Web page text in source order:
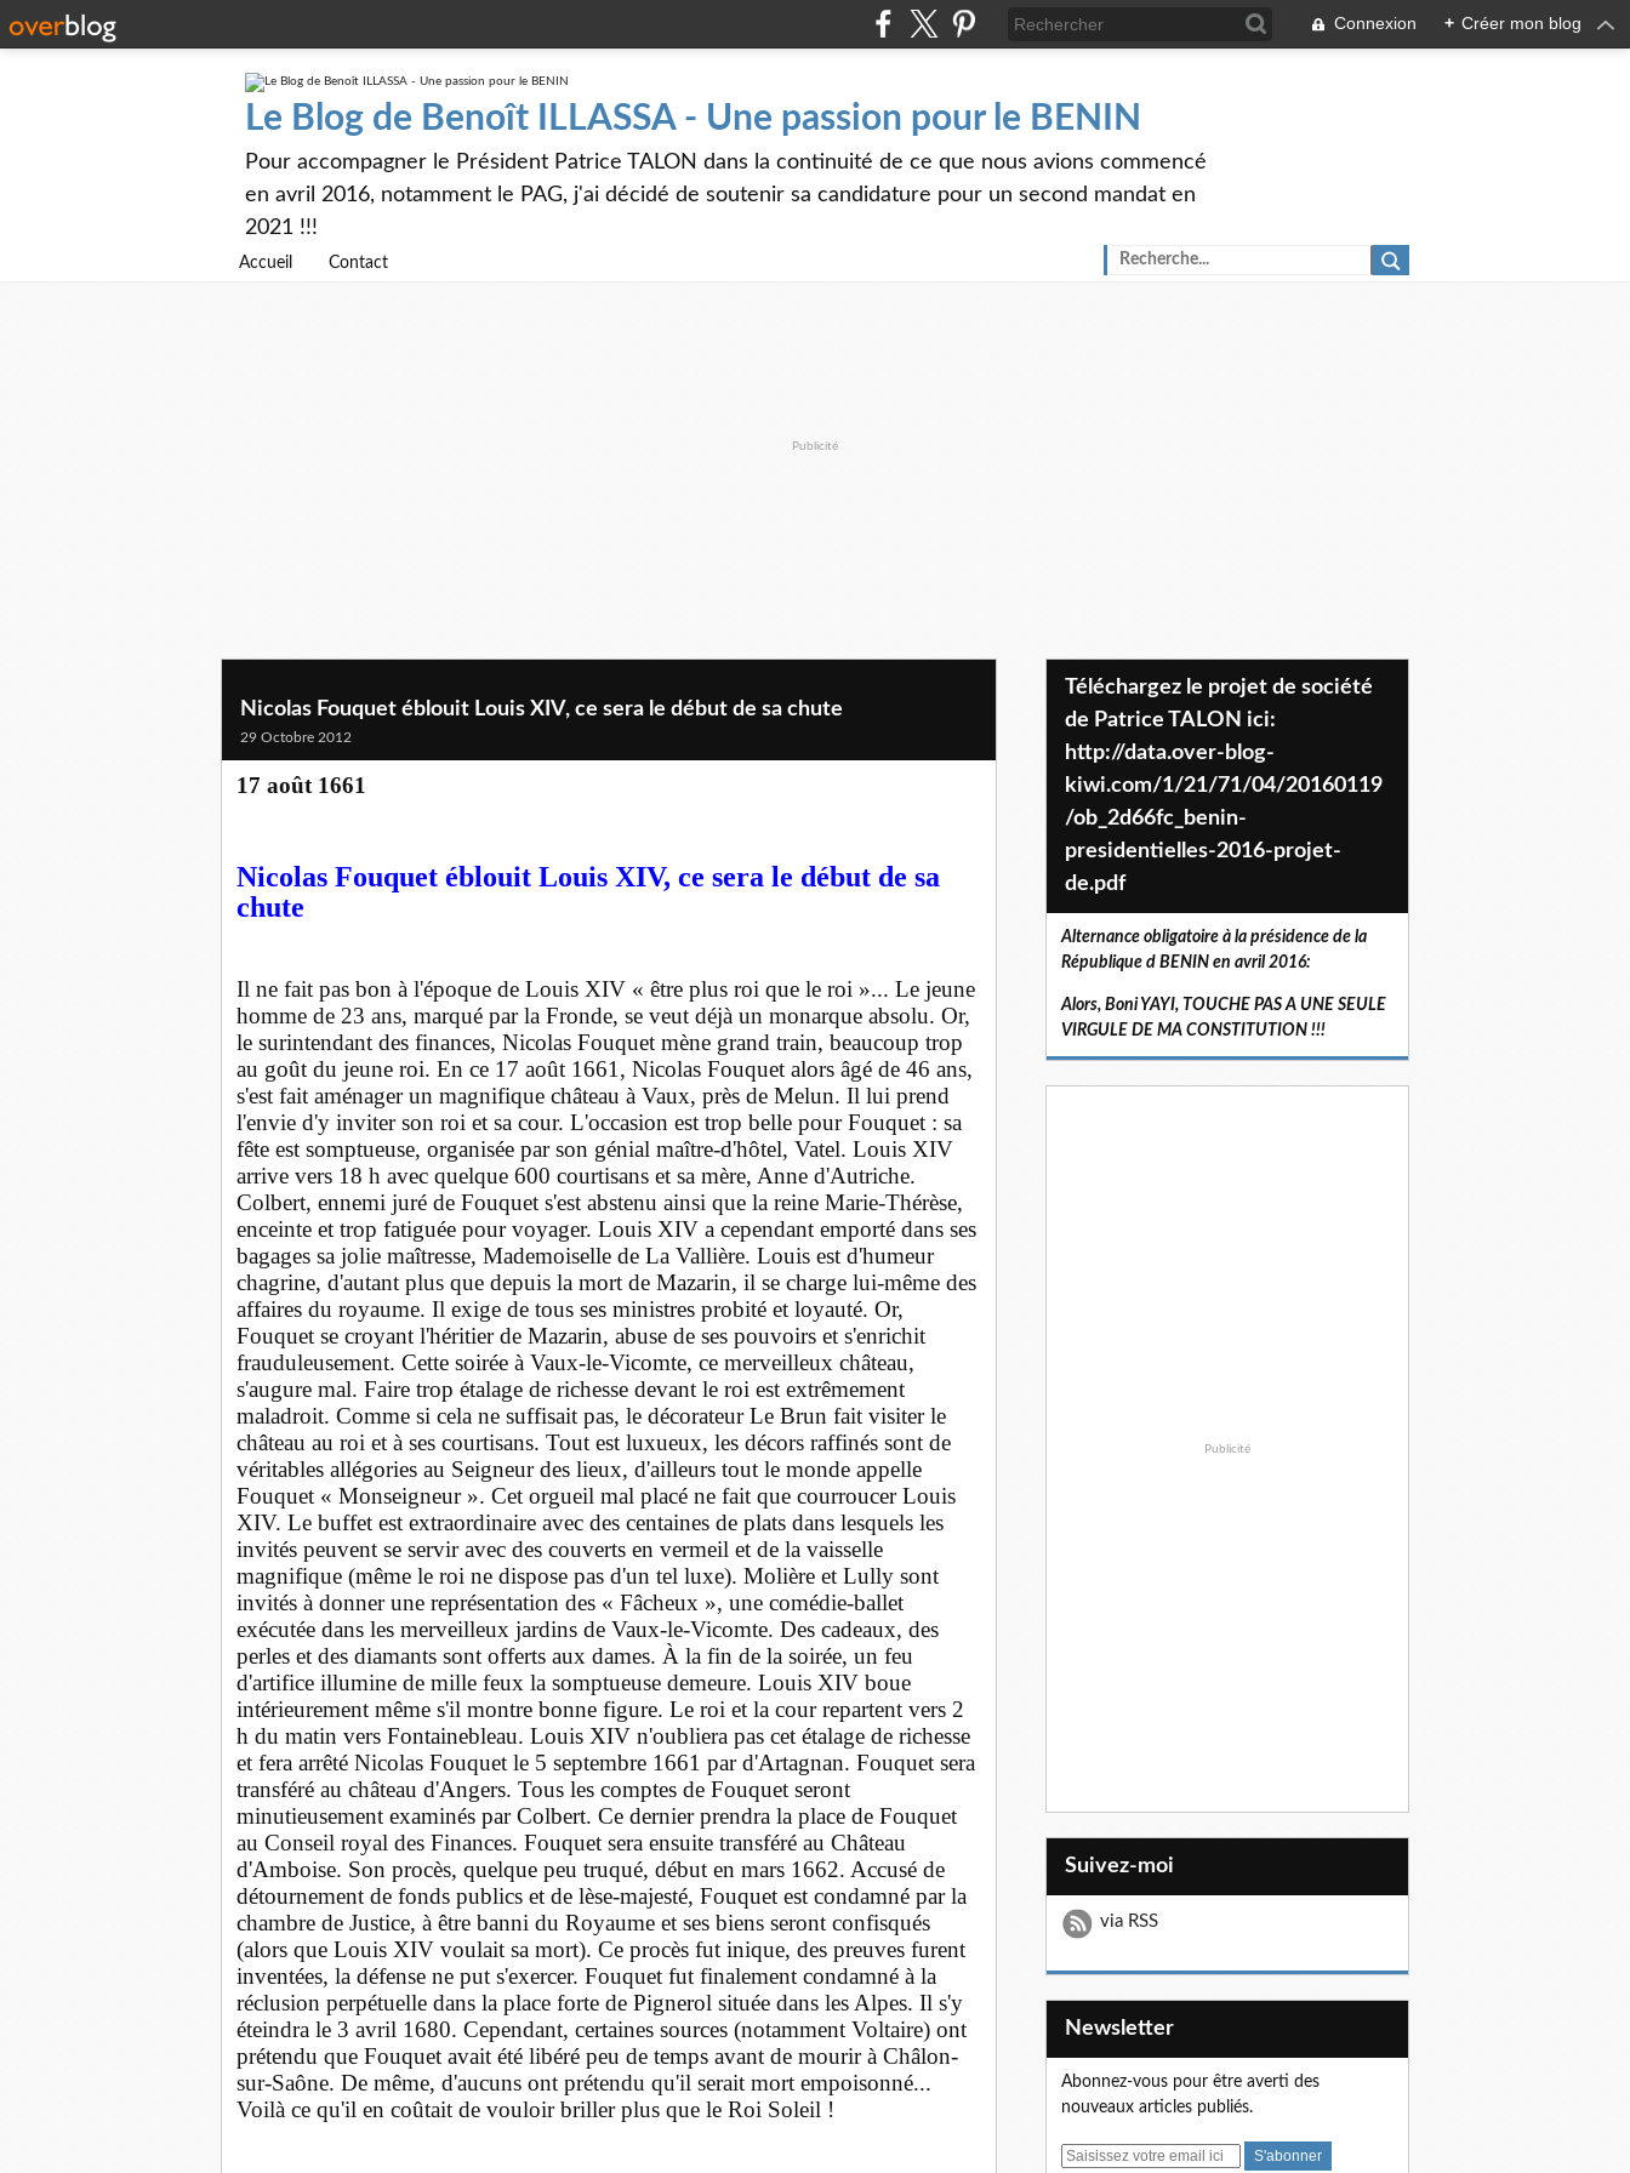
Connexion + Créer mon blog
Le Blog de Benoît ILLASSA - Une passion pour le BENIN
Pour accompagner le Président Patrice TALON dans la continuité de ce que nous avions commencé
en avril 2016, notamment le PAG, j'ai décidé de soutenir sa candidature pour un second mandat en
2021 !!!
Accueil Contact
Publicité
Nicolas Fouquet éblouit Louis XIV, ce sera le début de sa chute
29 Octobre 2012
17 août 1661
Nicolas Fouquet éblouit Louis XIV, ce sera le début de sa
chute
Il ne fait pas bon à l'époque de Louis XIV « être plus roi que le roi »... Le jeune
homme de 23 ans, marqué par la Fronde, se veut déjà un monarque absolu. Or,
le surintendant des finances, Nicolas Fouquet mène grand train, beaucoup trop
au goût du jeune roi. En ce 17 août 1661, Nicolas Fouquet alors âgé de 46 ans,
s'est fait aménager un magnifique château à Vaux, près de Melun. Il lui prend
l'envie d'y inviter son roi et sa cour. L'occasion est trop belle pour Fouquet : sa
fête est somptueuse, organisée par son génial maître-d'hôtel, Vatel. Louis XIV
arrive vers 18 h avec quelque 600 courtisans et sa mère, Anne d'Autriche.
Colbert, ennemi juré de Fouquet s'est abstenu ainsi que la reine Marie-Thérèse,
enceinte et trop fatiguée pour voyager. Louis XIV a cependant emporté dans ses
bagages sa jolie maîtresse, Mademoiselle de La Vallière. Louis est d'humeur
chagrine, d'autant plus que depuis la mort de Mazarin, il se charge lui-même des
affaires du royaume. Il exige de tous ses ministres probité et loyauté. Or,
Fouquet se croyant l'héritier de Mazarin, abuse de ses pouvoirs et s'enrichit
frauduleusement. Cette soirée à Vaux-le-Vicomte, ce merveilleux château,
s'augure mal. Faire trop étalage de richesse devant le roi est extrêmement
maladroit. Comme si cela ne suffisait pas, le décorateur Le Brun fait visiter le
château au roi et à ses courtisans. Tout est luxueux, les décors raffinés sont de
véritables allégories au Seigneur des lieux, d'ailleurs tout le monde appelle
Fouquet « Monseigneur ». Cet orgueil mal placé ne fait que courroucer Louis
XIV. Le buffet est extraordinaire avec des centaines de plats dans lesquels les
invités peuvent se servir avec des couverts en vermeil et de la vaisselle
magnifique (même le roi ne dispose pas d'un tel luxe). Molière et Lully sont
invités à donner une représentation des « Fâcheux », une comédie-ballet
exécutée dans les merveilleux jardins de Vaux-le-Vicomte. Des cadeaux, des
perles et des diamants sont offerts aux dames. À la fin de la soirée, un feu
d'artifice illumine de mille feux la somptueuse demeure. Louis XIV boue
intérieurement même s'il montre bonne figure. Le roi et la cour repartent vers 2
h du matin vers Fontainebleau. Louis XIV n'oubliera pas cet étalage de richesse
et fera arrêté Nicolas Fouquet le 5 septembre 1661 par d'Artagnan. Fouquet sera
transféré au château d'Angers. Tous les comptes de Fouquet seront
minutieusement examinés par Colbert. Ce dernier prendra la place de Fouquet
au Conseil royal des Finances. Fouquet sera ensuite transféré au Château
d'Amboise. Son procès, quelque peu truqué, début en mars 1662. Accusé de
détournement de fonds publics et de lèse-majesté, Fouquet est condamné par la
chambre de Justice, à être banni du Royaume et ses biens seront confisqués
(alors que Louis XIV voulait sa mort). Ce procès fut inique, des preuves furent
inventées, la défense ne put s'exercer. Fouquet fut finalement condamné à la
réclusion perpétuelle dans la place forte de Pignerol située dans les Alpes. Il s'y
éteindra le 3 avril 1680. Cependant, certaines sources (notamment Voltaire) ont
prétendu que Fouquet avait été libéré peu de temps avant de mourir à Châlon-
sur-Saône. De même, d'aucuns ont prétendu qu'il serait mort empoisonné...
Voilà ce qu'il en coûtait de vouloir briller plus que le Roi Soleil !
Téléchargez le projet de société
de Patrice TALON ici:
http://data.over-blog-
kiwi.com/1/21/71/04/20160119
/ob_2d66fc_benin-
presidentielles-2016-projet-
de.pdf
Alternance obligatoire à la présidence de la
République d BENIN en avril 2016:
Alors, Boni YAYI, TOUCHE PAS A UNE SEULE
VIRGULE DE MA CONSTITUTION !!!
Publicité
Suivez-moi
via RSS
Newsletter
Abonnez-vous pour être averti des
nouveaux articles publiés.
E